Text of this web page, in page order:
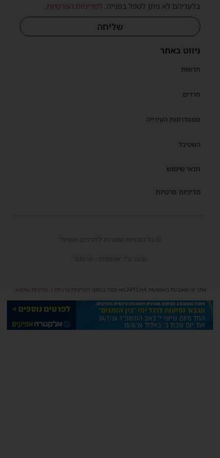
ניווט באתר
חדשות
חרדים
ממסדרונות העירייה
השטיבל
תנאי שימוש
מדיניות פרטיות
בלעדיהם לא ניתן לטפל בפנייה.למדיניות הפרטיות.
שליחה
© כל הזכויות שמורות ל'חרדים אשדוד'
נבנה ע"י 'אמפסיס - פרסום'
אתר זה מאובטח באמצעות reCAPTCHA וגוגל בכפוף למדיניות פרטיותו-מדיניות שימוש.